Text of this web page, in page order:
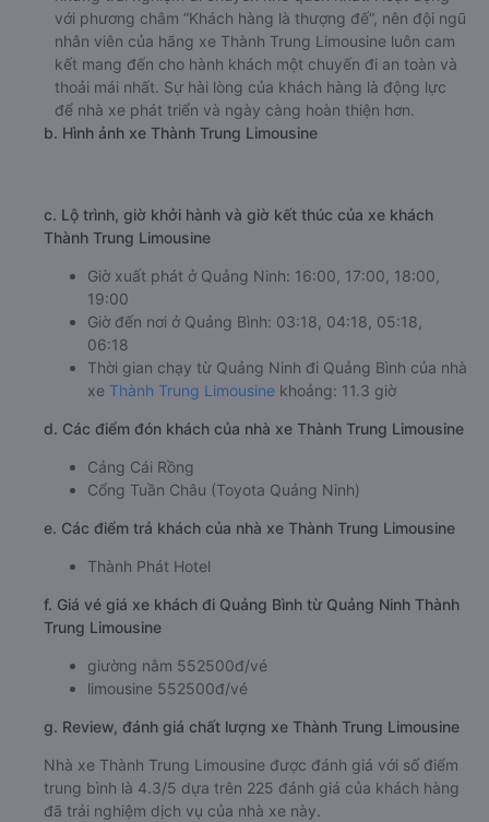
với phương châm “Khách hàng là thượng đế”, nên đội ngũ
nhân viên của hãng xe Thành Trung Limousine luôn cam
kết mang đến cho hành khách một chuyến đi an toàn và
thoải mái nhất. Sự hài lòng của khách hàng là động lực
để nhà xe phát triển và ngày càng hoàn thiện hơn.
b. Hình ảnh xe Thành Trung Limousine
c. Lộ trình, giờ khởi hành và giờ kết thúc của xe khách
Thành Trung Limousine
Giờ xuất phát ở Quảng Ninh: 16:00, 17:00, 18:00,
19:00
Giờ đến nơi ở Quảng Bình: 03:18, 04:18, 05:18,
06:18
Thời gian chạy từ Quảng Ninh đi Quảng Bình của nhà
xe Thành Trung Limousine khoảng: 11.3 giờ
d. Các điểm đón khách của nhà xe Thành Trung Limousine
Cảng Cái Rồng
Cổng Tuần Châu (Toyota Quảng Ninh)
e. Các điểm trả khách của nhà xe Thành Trung Limousine
Thành Phát Hotel
f. Giá vé giá xe khách đi Quảng Bình từ Quảng Ninh Thành
Trung Limousine
giường nằm 552500đ/vé
limousine 552500đ/vé
g. Review, đánh giá chất lượng xe Thành Trung Limousine
Nhà xe Thành Trung Limousine được đánh giá với số điểm
trung bình là 4.3/5 dựa trên 225 đánh giá của khách hàng
đã trải nghiệm dịch vụ của nhà xe này.